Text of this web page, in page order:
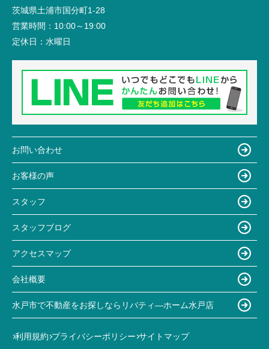
茨城県土浦市国分町1-28
営業時間： 10:00～19:00
定休日： 水曜日
お問い合わせ
お客様の声
スタッフ
スタッフブログ
アクセスマップ
会社概要
水戸市で不動産をお探しならリバティ―ホーム水戸店
利用規約 プライバシーポリシー サイトマップ